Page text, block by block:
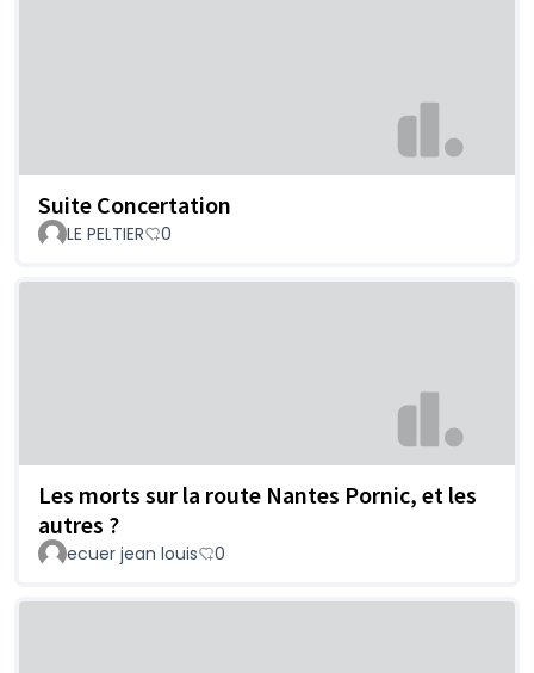
Suite Concertation
LE PELTIER 0
Les morts sur la route Nantes Pornic, et les
autres ?
ecuer jean louis 0